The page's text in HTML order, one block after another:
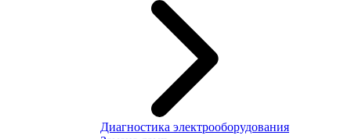
Диагностика электрооборудования